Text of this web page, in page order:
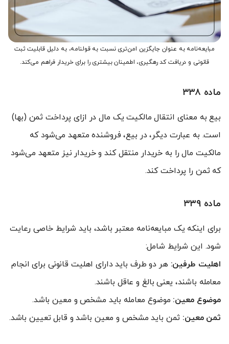
مبایعه‌نامه به عنوان جایگزین امن‌تری نسبت به قولنامه، به دلیل قابلیت ثبت
قانونی و دریافت کد رهگیری، اطمینان بیشتری را برای خریدار فراهم می‌کند.
ماده ۳۳۸
بیع به معنای انتقال مالکیت یک مال در ازای پرداخت ثمن (بها)
است. به عبارت دیگر، در بیع، فروشنده متعهد می‌شود که
مالکیت مال را به خریدار منتقل کند و خریدار نیز متعهد می‌شود
که ثمن را پرداخت کند.
ماده ۳۳۹
برای اینکه یک مبایعه‌نامه معتبر باشد، باید شرایط خاصی رعایت
شود. این شرایط شامل:
اهلیت طرفین:هر دو طرف باید دارای اهلیت قانونی برای انجام
معامله باشند، یعنی بالغ و عاقل باشند.
موضوع معین: موضوع معامله باید مشخص و معین باشد.
ثمن معین: ثمن باید مشخص و معین باشد و قابل تعیین باشد.